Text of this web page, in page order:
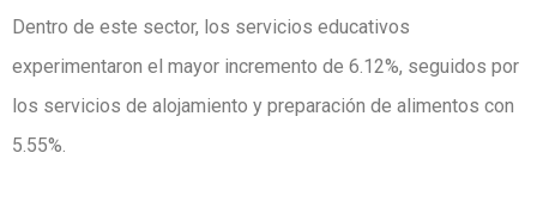
Dentro de este sector, los servicios educativos
experimentaron el mayor incremento de 6.12%, seguidos por
los servicios de alojamiento y preparación de alimentos con
5.55%.